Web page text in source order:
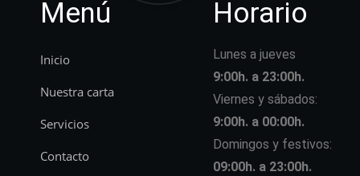
Menú
Inicio
Nuestra carta
Servicios
Contacto
Horario
Lunes a jueves
9:00h. a 23:00h.
Viernes y sábados:
9:00h. a 00:00h.
Domingos y festivos:
09:00h. a 23:00h.